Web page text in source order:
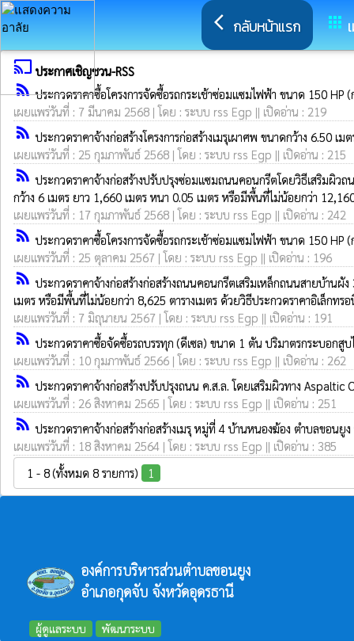
arrow_back_ios กลับหน้าแรก apps
cast ประกาศเชิญชวน-RSS
rss_feed ประกวดราคาซื้อโครงการจัดซื้อรถกระเช้าซ่อมแซมไฟฟ้า ขนาด 150
เผยแพร่วันที่ : 7 มีนาคม 2568 | โดย : ระบบ rss Egp || เปิดอ่าน : 219
rss_feed ประกวดราคาจ้างก่อสร้างโครงการก่อสร้างเมรุเผาศพ ขนาดกว้าง
เผยแพร่วันที่ : 25 กุมภาพันธ์ 2568 | โดย : ระบบ rss Egp || เปิดอ่าน : 215
rss_feed ประกวดราคาจ้างก่อสร้างปรับปรุงซ่อมแซมถนนคอนกรีตโดยวิธีเสริมผิ
กว้าง 6 เมตร ยาว 1,660 เมตร หนา 0.05 เมตร หรือมีพื้นที่ไม่น้อยกว่า
เผยแพร่วันที่ : 17 กุมภาพันธ์ 2568 | โดย : ระบบ rss Egp || เปิดอ่าน : 242
rss_feed ประกวดราคาซื้อโครงการจัดซื้อรถกระเช้าซ่อมแซมไฟฟ้า ขนาด 150
เผยแพร่วันที่ : 25 ตุลาคม 2567 | โดย : ระบบ rss Egp || เปิดอ่าน : 196
rss_feed ประกวดราคาจ้างก่อสร้างก่อสร้างถนนคอนกรีตเสริมเหล็กถนนสายบ้าน
เมตร หรือมีพื้นที่ไม่น้อยกว่า 8,625 ตารางเมตร ด้วยวิธีประกวดราคาอิเล็กท
เผยแพร่วันที่ : 7 มิถุนายน 2567 | โดย : ระบบ rss Egp || เปิดอ่าน : 191
rss_feed ประกวดราคาซื้อจัดซื้อรถบรรทุก (ดีเซล) ขนาด 1 ตัน ปริมาตรกระบอก
เผยแพร่วันที่ : 10 กุมภาพันธ์ 2566 | โดย : ระบบ rss Egp || เปิดอ่าน : 262
rss_feed ประกวดราคาจ้างก่อสร้างปรับปรุงถนน ค.ส.ล. โดยเสริมผิวทาง
เผยแพร่วันที่ : 26 สิงหาคม 2565 | โดย : ระบบ rss Egp || เปิดอ่าน : 251
rss_feed ประกวดราคาจ้างก่อสร้างก่อสร้างเมรุ หมู่ที่ 4 บ้านหนองฆ้อง ตำบลขอน
เผยแพร่วันที่ : 18 สิงหาคม 2564 | โดย : ระบบ rss Egp || เปิดอ่าน : 385
1 - 8 (ทั้งหมด 8 รายการ)
1
องค์การบริหารส่วนตำบลขอนยูง
อำเภอกุดจับ จังหวัดอุดรธานี
ผู้ดูแลระบบ พัฒนาระบบ